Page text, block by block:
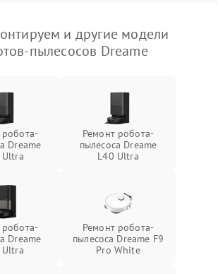
и другие модели
пылесосов Dreame
Dreame
Ремонт робота-
пылесоса Dreame
L40 Ultra
Dreame
Ремонт робота-
пылесоса Dreame F9
Pro White